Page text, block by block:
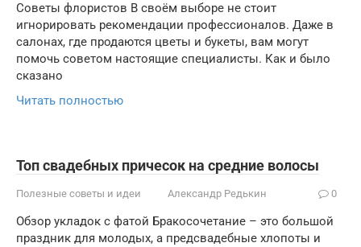
Советы флористов В своём выборе не стоит
игнорировать рекомендации профессионалов. Даже в
салонах, где продаются цветы и букеты, вам могут
помочь советом настоящие специалисты. Как и было
сказано
Читать полностью
Топ свадебных причесок на средние волосы
Полезные советы и идеи Александр Редькин 0
Обзор укладок с фатой Бракосочетание – это большой
праздник для молодых, а предсвадебные хлопоты и